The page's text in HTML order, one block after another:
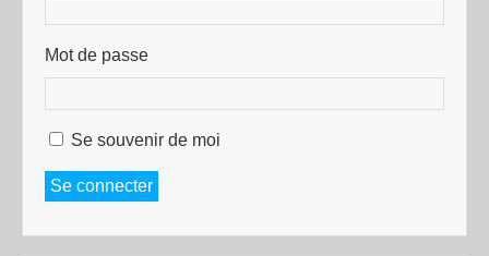
Mot de passe
Se souvenir de moi
Se connecter